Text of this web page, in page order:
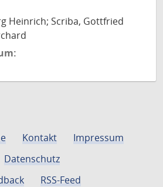
Heinrich; Scriba, Gottfried
Kontakt
Impressum
Datenschutz
RSS-Feed